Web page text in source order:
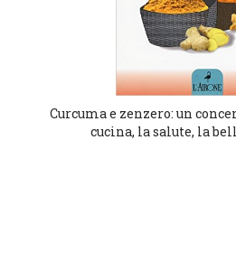
Curcuma e zenzero: un
cucina, la salute, la